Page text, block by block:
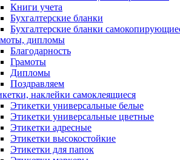
Книги учета
Бухгалтерские бланки
Бухгалтерские бланки
дипломы
Благодарность
Грамоты
Дипломы
Поздравляем
наклейки самоклеящиеся
Этикетки универсальные белые
Этикетки универсальные цветные
Этикетки адресные
Этикетки высокостойкие
Этикетки для папок